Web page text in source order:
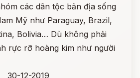
các dân tộc bản địa sống
Mỹ như Paraguay, Brazil,
Bolivia… Dù không phải
rực rỡ hoàng kim như người
30-12-2019